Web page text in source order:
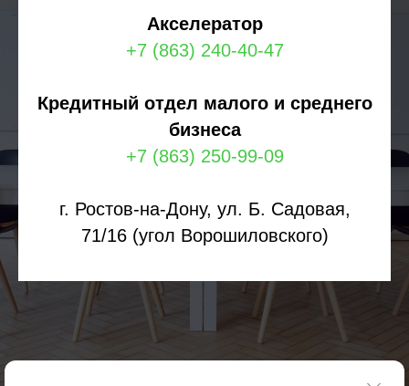
Акселератор
+7 (863) 240-40-47
Кредитный отдел малого и среднего
бизнеса
+7 (863) 250-99-09
г. Ростов-на-Дону, ул. Б. Садовая,
71/16 (угол Ворошиловского)